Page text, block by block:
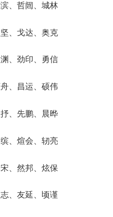
、哲闿、城林
、戈达、奥克
、劲印、勇信
、昌运、硕伟
、先鹏、晨晔
、煊会、轫亮
、然邦、炫保
、友延、顷谨